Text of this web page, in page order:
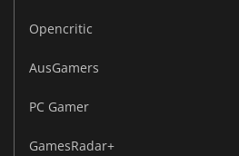
Opencritic
AusGamers
PC Gamer
GamesRadar+